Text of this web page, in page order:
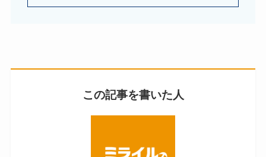
この記事を書いた人